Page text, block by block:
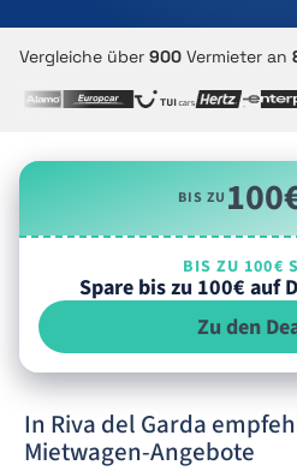
Vergleiche über 900 Vermieter an
BIS ZU
BIS ZU 100€
Spare bis zu 100€ auf
Zu den
In Riva del Garda
Mietwagen-Angebote